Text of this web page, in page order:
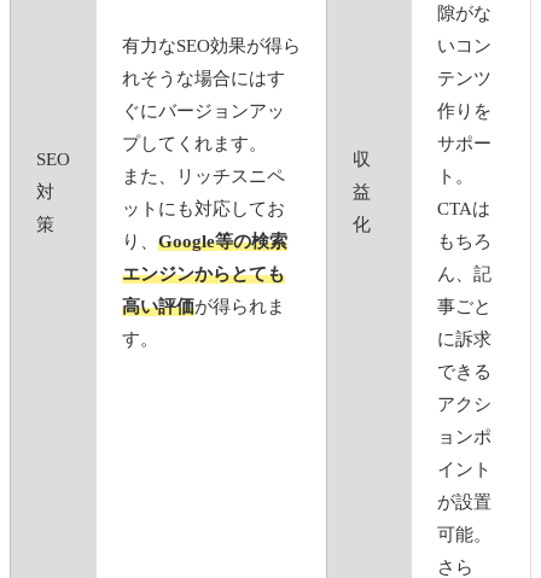
SEO
対
策
有力なSEO効果が得ら
れそうな場合にはす
ぐにバージョンアッ
プしてくれます。
また、リッチスニペ
ットにも対応してお
り、 Google等の検索
エンジンからとても
高い評価が得られま
す。
収
益
化
隙がな
いコン
テンツ
作りを
サポー
ト。
CTAは
もちろ
ん、記
事ごと
に訴求
できる
アクシ
ョンポ
イント
が設置
可能。
さら